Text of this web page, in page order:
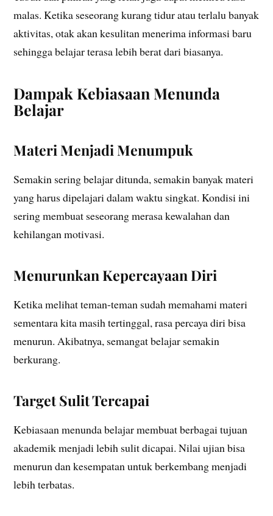
malas. Ketika seseorang kurang tidur atau terlalu banyak
aktivitas, otak akan kesulitan menerima informasi baru
sehingga belajar terasa lebih berat dari biasanya.
Dampak Kebiasaan Menunda
Belajar
Materi Menjadi Menumpuk
Semakin sering belajar ditunda, semakin banyak materi
yang harus dipelajari dalam waktu singkat. Kondisi ini
sering membuat seseorang merasa kewalahan dan
kehilangan motivasi.
Menurunkan Kepercayaan Diri
Ketika melihat teman-teman sudah memahami materi
sementara kita masih tertinggal, rasa percaya diri bisa
menurun. Akibatnya, semangat belajar semakin
berkurang.
Target Sulit Tercapai
Kebiasaan menunda belajar membuat berbagai tujuan
akademik menjadi lebih sulit dicapai. Nilai ujian bisa
menurun dan kesempatan untuk berkembang menjadi
lebih terbatas.